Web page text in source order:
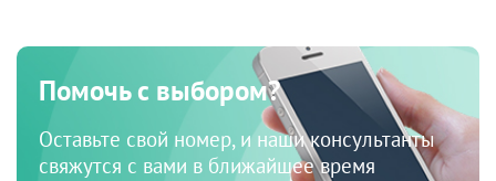
Помочь с выбором?
Оставьте свой номер, и наши консультанты
свяжутся с вами в ближайшее время